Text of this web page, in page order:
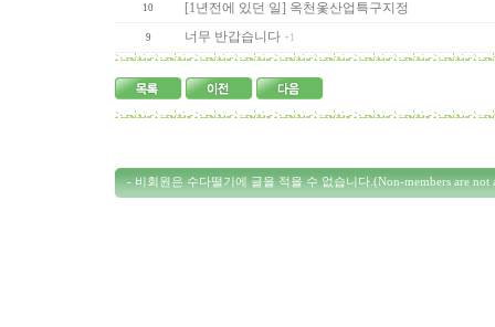
10 [1년전에 있던 일] 옥천옻산업특구지정
9 너무 반갑습니다 +1
- 비회원은 수다떨기에 글을 적을 수 없습니다.(Non-members are not